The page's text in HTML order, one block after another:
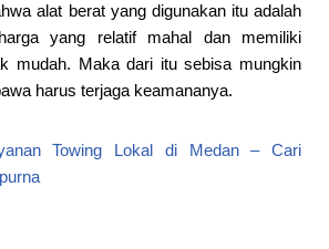
alat berat yang digunakan itu adalah
yang relatif mahal dan memiliki
mudah. Maka dari itu sebisa mungkin
harus terjaga keamananya.
Towing Lokal di Medan – Cari